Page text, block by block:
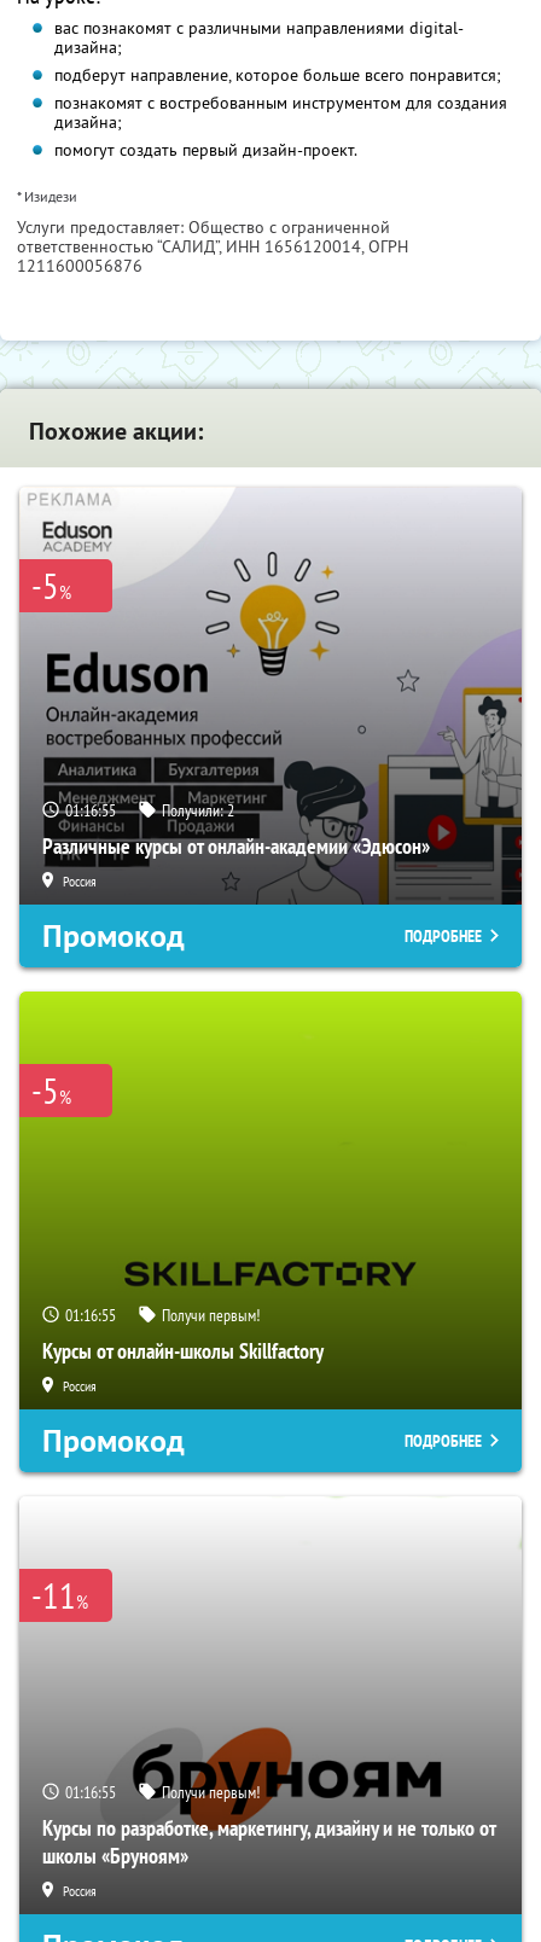
вас познакомят с различными направлениями digital-
дизайна;
подберут направление, которое больше всего понравится;
познакомят с востребованным инструментом для создания
дизайна;
помогут создать первый дизайн-проект.
* Изидези
Услуги предоставляет: Общество с ограниченной
ответственностью “САЛИД”, ИНН 1656120014, ОГРН
1211600056876
Похожие акции:
-5%
01:16:54 Получили:2
Различные курсы от онлайн-академии «Эдюсон»
Россия
Промокод ПОДРОБНЕЕ
-5%
01:16:54 Получи первым!
Курсы от онлайн-школы Skillfactory
Россия
Промокод ПОДРОБНЕЕ
-11%
01:16:54 Получи первым!
Курсы по разработке, маркетингу, дизайну и не только от
школы «Бруноям»
Россия